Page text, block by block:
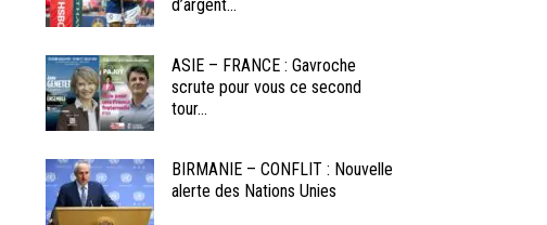
d’argent...
ASIE – FRANCE : Gavroche
scrute pour vous ce second
tour...
BIRMANIE – CONFLIT : Nouvelle
alerte des Nations Unies